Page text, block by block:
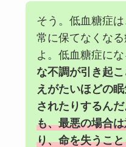
そう。低血糖症
常に保てなくな
よ。低血糖症にな
な不調が引き起
えがたいほどの
されたりするんだ
も、最悪の場合
り、命を失うこ